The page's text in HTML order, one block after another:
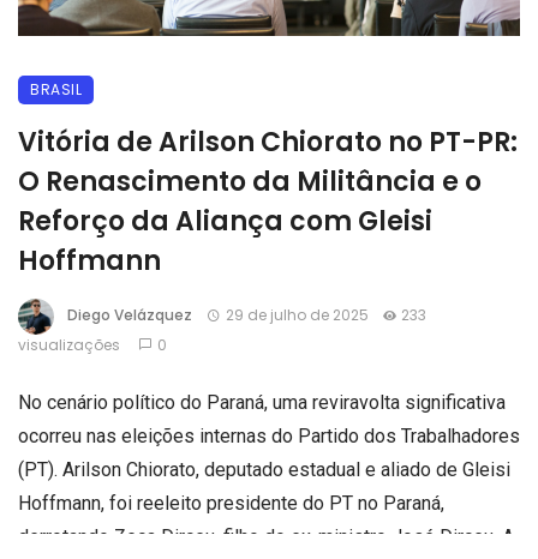
BRASIL
Vitória de Arilson Chiorato no PT-PR:
O Renascimento da Militância e o
Reforço da Aliança com Gleisi
Hoffmann
Diego Velázquez 29 de julho de 2025
233
visualizações
0
No cenário político do Paraná, uma reviravolta significativa
ocorreu nas eleições internas do Partido dos Trabalhadores
(PT). Arilson Chiorato, deputado estadual e aliado de Gleisi
Hoffmann, foi reeleito presidente do PT no Paraná,
derrotando Zeca Dirceu, filho do ex-ministro José Dirceu. A